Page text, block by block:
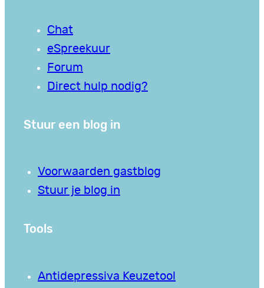
Chat
eSpreekuur
Forum
Direct hulp nodig?
Stuur een blog in
Voorwaarden gastblog
Stuur je blog in
Tools
Antidepressiva Keuzetool